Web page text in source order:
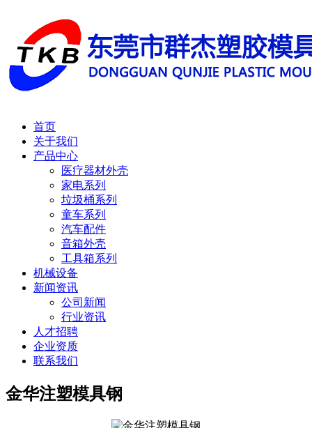
首页
关于我们
产品中心
医疗器材外壳
家电系列
垃圾桶系列
童车系列
汽车配件
音箱外壳
工具箱系列
机械设备
新闻资讯
公司新闻
行业资讯
人才招聘
企业资质
联系我们
金华注塑模具钢